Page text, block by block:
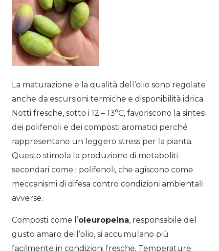
La maturazione e la qualità dell’olio sono regolate
anche da escursioni termiche e disponibilità idrica.
Notti fresche, sotto i 12 – 13°C, favoriscono la sintesi
dei polifenoli e dei composti aromatici perché
rappresentano un leggero stress per la pianta.
Questo stimola la produzione di metaboliti
secondari come i polifenoli, che agiscono come
meccanismi di difesa contro condizioni ambientali
avverse.
Composti come l’oleuropeina, responsabile del
gusto amaro dell’olio, si accumulano più
facilmente in condizioni fresche. Temperature